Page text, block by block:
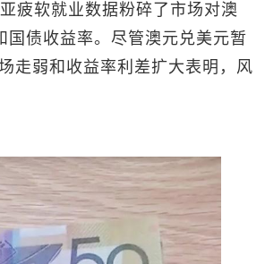
疲软就业数据粉碎了市场对澳
国债收益率。尽管澳元兑美元暂
走弱和收益率利差扩大表明，风